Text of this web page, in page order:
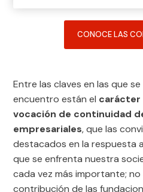
CONOCE LAS
Entre las claves en las que
encuentro están el carácter
vocación de continuidad
empresariales, que las
destacados en la respuesta
que se enfrenta nuestra
cada vez más importante;
contribución de las